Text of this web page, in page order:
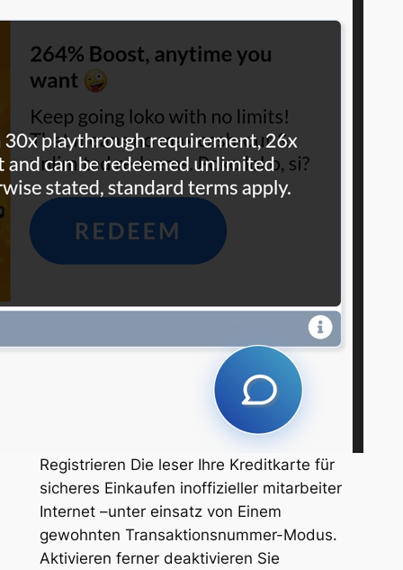
Registrieren Die leser Ihre Kreditkarte für
sicheres Einkaufen inoffizieller mitarbeiter
Internet –unter einsatz von Einem
gewohnten Transaktionsnummer-Modus.
Aktivieren ferner deaktivieren Sie